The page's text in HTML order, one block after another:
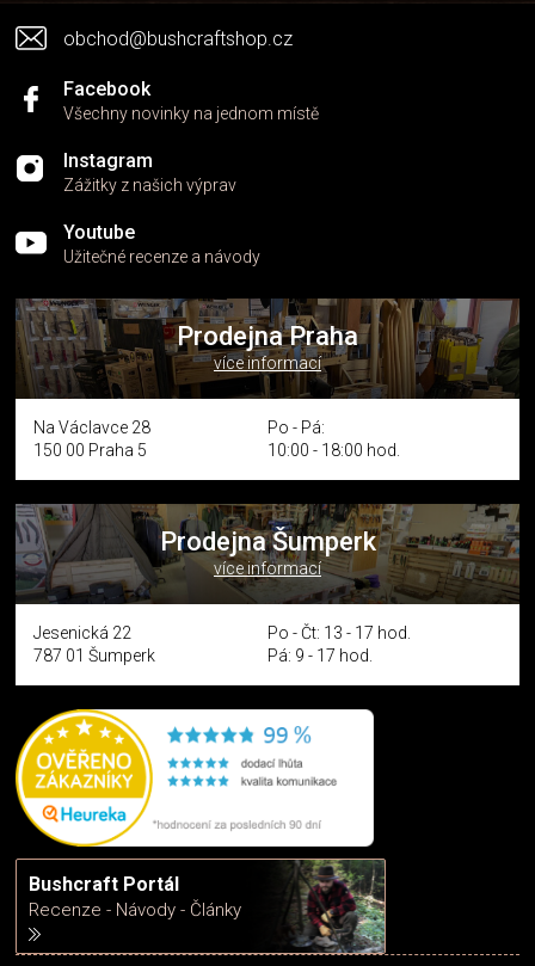
obchod@bushcraftshop.cz
Facebook
Všechny novinky na jednom místě
Instagram
Zážitky z našich výprav
Youtube
Užitečné recenze a návody
Prodejna Praha
více informací
Na Václavce 28
150 00 Praha 5
Po - Pá:
10:00 - 18:00 hod.
Prodejna Šumperk
více informací
Jesenická 22
787 01 Šumperk
Po - Čt: 13 - 17 hod.
Pá: 9 - 17 hod.
Bushcraft Portál
Recenze - Návody - Články